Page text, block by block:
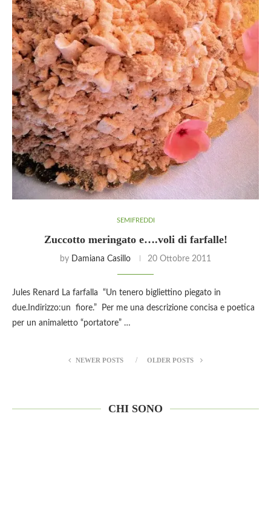
SEMIFREDDI
Zuccotto meringato e….voli di farfalle!
by Damiana Casillo 20 Ottobre 2011
Jules Renard La farfalla “Un tenero bigliettino piegato in
due.Indirizzo:un fiore.” Per me una descrizione concisa e poetica
per un animaletto “portatore” …
NEWER POSTS OLDER POSTS
CHI SONO